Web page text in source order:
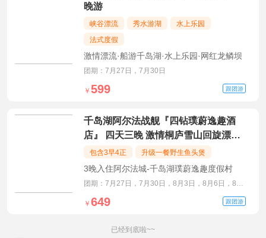
晚游
峡谷漂流 秀水游湖
水上乐园
法式度假
激情漂流·船游千岛湖·水上乐园·网红龙鳞坝
团期：7月27日，7月30日
跟团游
￥ 599
千岛湖阿尔法战舰『四钻璞蔚逸趣酒
店』 四天三晚 激情桐庐雪山回旋漂流
+船游千岛湖+水上乐园+网红龙鳞坝、
含3早4正、免费棋牌
包含3早4正 升级一餐野生鱼头煲
3晚入住阿尔法城-千岛湖璞蔚逸趣度假村
团期：7月27日，7月30日，8月3日，8月6日，8月
10日，8月13日
跟团游
￥ 649
已经到底啦~~